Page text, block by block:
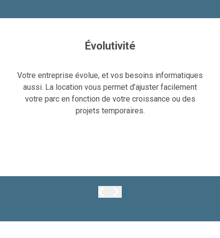
Évolutivité
Votre entreprise évolue, et vos besoins informatiques
aussi. La location vous permet d’ajuster facilement
votre parc en fonction de votre croissance ou des
projets temporaires.